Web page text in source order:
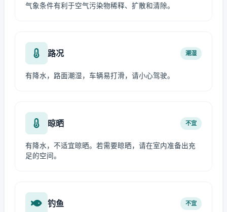
气象条件有利于空气污染物稀释、扩散和清除。
路况 潮湿
有降水，路面潮湿，车辆易打滑，请小心驾驶。
晾晒 不宜
有降水，不适宜晾晒。若需要晾晒，请在室内准备出充
足的空间。
钓鱼 不宜